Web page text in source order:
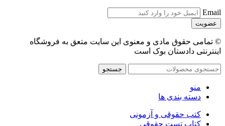
Email
© تمامی حقوق مادی و معنوی این سایت متعق به فروشگاه
اینترنتی دادستان بوک است
جستجو
منو
دسته بندی ها
کتب حقوقی و آزمونی
کتاب تست حقوقی